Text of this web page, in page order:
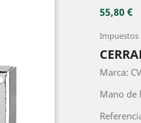
55,80 €
Impuestos
Marca:
Mano de